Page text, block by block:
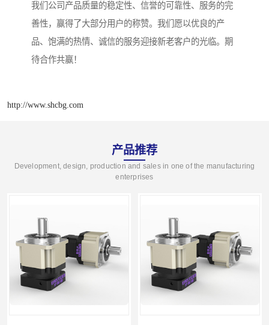
我们公司产品质量的稳定性、信誉的可靠性、服务的完
善性，赢得了大部分用户的称赞。我们愿以优良的产
品、饱满的热情、诚信的服务迎接新老客户的光临。期
待合作共赢！
http://www.shcbg.com
产品推荐
Development, design, production and sales in one of the manufacturing
enterprises